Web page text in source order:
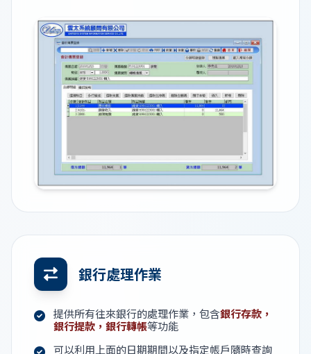
銀行處理作業
提供所有往來銀行的處理作業，包含銀行存款，
銀行提款，銀行轉帳等功能
可以利用上面的日期期間以及指定帳戶隨時查詢